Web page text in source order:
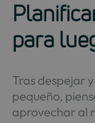
para
Tras despejar
pequeño,
aprovechar al